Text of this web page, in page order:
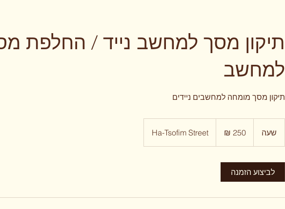
תיקון מסך למחשב נייד / החלפת
למחשב
תיקון מסך מומחה למחשבים ניידים
שעה
ע
חדשים
Ha-Tsofim Street
לביצוע הזמנה